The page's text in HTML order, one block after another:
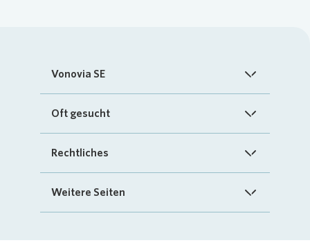
Vonovia SE
Startseite
Investoren
Presse
Oft gesucht
FAQ
„Mein Vonovia“ App
Rechtliches
Impressum
Weitere Seiten